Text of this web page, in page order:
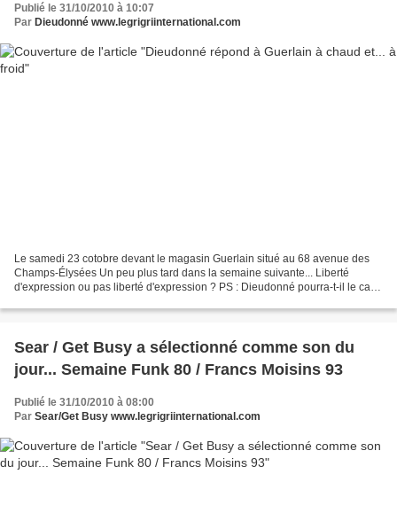
Publié le 31/10/2010 à 10:07
Par Dieudonné www.legrigriinternational.com
Le samedi 23 cotobre devant le magasin Guerlain situé au 68 avenue des
Champs-Élysées Un peu plus tard dans la semaine suivante... Liberté
d'expression ou pas liberté d'expression ? PS : Dieudonné pourra-t-il le cas
Sear / Get Busy a sélectionné comme son du
jour... Semaine Funk 80 / Francs Moisins 93
Publié le 31/10/2010 à 08:00
Par Sear/Get Busy www.legrigriinternational.com